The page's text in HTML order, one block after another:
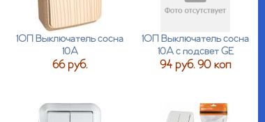
1ОП Выключатель сосна
10А
66 руб.
1ОП Выключатель сосна
10А с подсвет GE
94 руб. 90 коп